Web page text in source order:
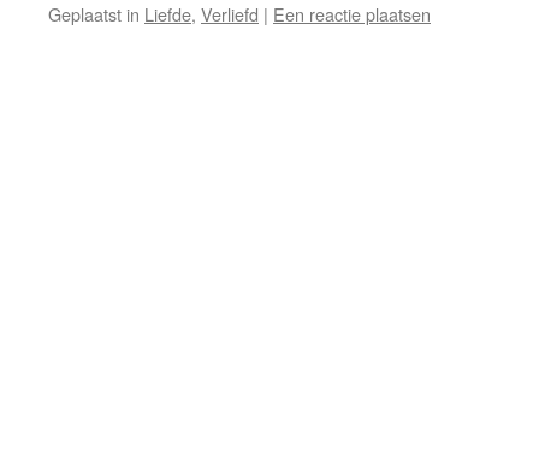
Geplaatst in Liefde, Verliefd | Een reactie plaatsen